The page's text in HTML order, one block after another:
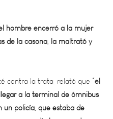
la casona, la maltrató y
la trata, relató que
a la terminal de ómnibus
policía, que estaba de
no podía hacer nada y